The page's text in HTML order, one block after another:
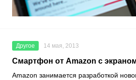
Другое 14 мая, 2013
Смартфон от Amazon с
Amazon занимается разработкой